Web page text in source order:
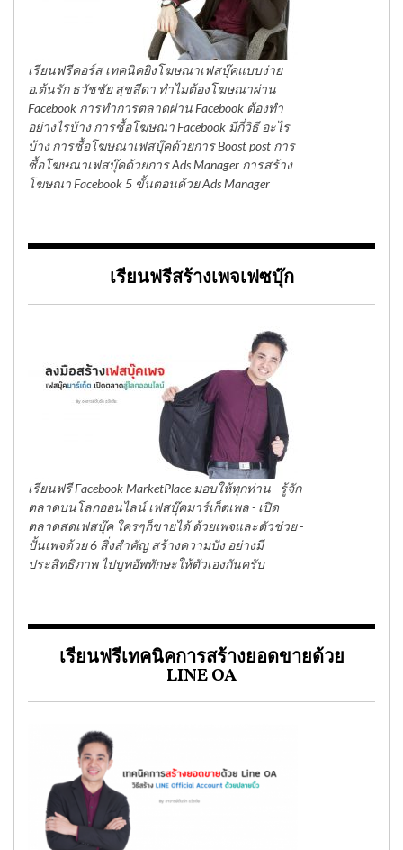
เรียนฟรีคอร์ส เทคนิคยิงโฆษณาเฟสบุ๊คแบบง่าย
อ.ต้นรัก ธวัชชัย สุขสีดา ทำไมต้องโฆษณาผ่าน
Facebook การทำการตลาดผ่าน Facebook ต้องทำ
อย่างไรบ้าง การซื้อโฆษณา Facebook มีกี่วิธี อะไร
บ้าง การซื้อโฆษณาเฟสบุ๊คด้วยการ Boost post การ
ซื้อโฆษณาเฟสบุ๊คด้วยการ Ads Manager การสร้าง
โฆษณา Facebook 5 ขั้นตอนด้วย Ads Manager
เรียนฟรีสร้างเพจเฟซบุ๊ก
เรียนฟรี Facebook MarketPlace มอบให้ทุกท่าน - รู้จัก
ตลาดบนโลกออนไลน์ เฟสบุ๊คมาร์เก็ตเพล - เปิด
ตลาดสดเฟสบุ๊ค ใครๆก็ขายได้ ด้วยเพจและตัวช่วย -
ปั้นเพจด้วย 6 สิ่งสำคัญ สร้างความปัง อย่างมี
ประสิทธิภาพ ไปบูทอัพทักษะให้ตัวเองกันครับ
เรียนฟรีเทคนิคการสร้างยอดขายด้วย
LINE OA